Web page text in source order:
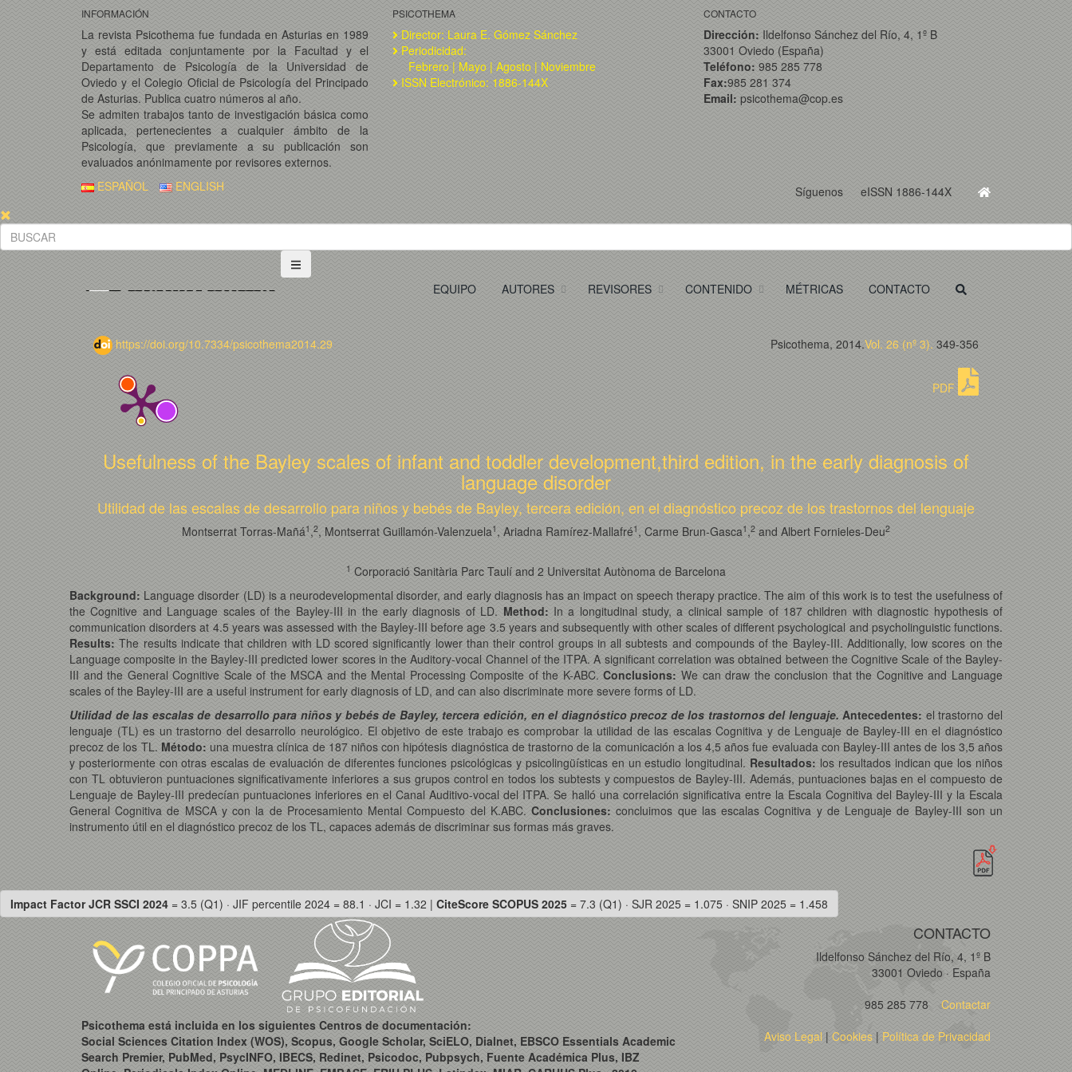
INFORMACIÓN
La revista Psicothema fue fundada en Asturias en 1989
y está editada conjuntamente por la Facultad y el
Departamento de Psicología de la Universidad de
Oviedo y el Colegio Oficial de Psicología del Principado
de Asturias. Publica cuatro números al año.
Se admiten trabajos tanto de investigación básica como
aplicada, pertenecientes a cualquier ámbito de la
Psicología, que previamente a su publicación son
evaluados anónimamente por revisores externos.
PSICOTHEMA
Director: Laura E. Gómez Sánchez
Periodicidad:
Febrero | Mayo | Agosto | Noviembre
ISSN Electrónico: 1886-144X
CONTACTO
Dirección: Ildelfonso Sánchez del Río, 4, 1º B
33001 Oviedo (España)
Teléfono: 985 285 778
Fax:985 281 374
Email: psicothema@cop.es
Síguenos eISSN 1886-144X
ESPAÑOL ENGLISH
EQUIPO AUTORES REVISORES CONTENIDO MÉTRICAS CONTACTO
https://doi.org/10.7334/psicothema2014.29 Psicothema, 2014.Vol. 26 (nº 3). 349-356
PDF
Usefulness of the Bayley scales of infant and toddler development,third edition, in the early diagnosis of
language disorder
Utilidad de las escalas de desarrollo para niños y bebés de Bayley, tercera edición, en el diagnóstico precoz de los trastornos del lenguaje
Montserrat Torras-Mañá1 ,2, Montserrat Guillamón-Valenzuela1 , Ariadna Ramírez-Mallafré1 , Carme Brun-Gasca1 ,2 and Albert Fornieles-Deu2
1 Corporació Sanitària Parc Taulí and 2 Universitat Autònoma de Barcelona
Background: Language disorder (LD) is a neurodevelopmental disorder, and early diagnosis has an impact on speech therapy practice. The aim of this work is to test the usefulness of
the Cognitive and Language scales of the Bayley-III in the early diagnosis of LD. Method: In a longitudinal study, a clinical sample of 187 children with diagnostic hypothesis of
communication disorders at 4.5 years was assessed with the Bayley-III before age 3.5 years and subsequently with other scales of different psychological and psycholinguistic functions.
Results: The results indicate that children with LD scored significantly lower than their control groups in all subtests and compounds of the Bayley-III. Additionally, low scores on the
Language composite in the Bayley-III predicted lower scores in the Auditory-vocal Channel of the ITPA. A significant correlation was obtained between the Cognitive Scale of the Bayley-
III and the General Cognitive Scale of the MSCA and the Mental Processing Composite of the K-ABC.Conclusions: We can draw the conclusion that the Cognitive and Language
scales of the Bayley-III are a useful instrument for early diagnosis of LD, and can also discriminate more severe forms of LD.
Utilidad de las escalas de desarrollo para niños y bebés de Bayley, tercera edición, en el diagnóstico precoz de los trastornos del lenguaje. Antecedentes: el trastorno del
lenguaje (TL) es un trastorno del desarrollo neurológico. El objetivo de este trabajo es comprobar la utilidad de las escalas Cognitiva y de Lenguaje de Bayley-III en el diagnóstico
precoz de los TL. Método: una muestra clínica de 187 niños con hipótesis diagnóstica de trastorno de la comunicación a los 4,5 años fue evaluada con Bayley-III antes de los 3,5 años
y posteriormente con otras escalas de evaluación de diferentes funciones psicológicas y psicolingüísticas en un estudio longitudinal. Resultados: los resultados indican que los niños
con TL obtuvieron puntuaciones significativamente inferiores a sus grupos control en todos los subtests y compuestos de Bayley-III. Además, puntuaciones bajas en el compuesto de
Lenguaje de Bayley-III predecían puntuaciones inferiores en el Canal Auditivo-vocal del ITPA. Se halló una correlación significativa entre la Escala Cognitiva del Bayley-III y la Escala
General Cognitiva de MSCA y con la de Procesamiento Mental Compuesto del K.ABC.Conclusiones: concluimos que las escalas Cognitiva y de Lenguaje de Bayley-III son un
instrumento útil en el diagnóstico precoz de los TL, capaces además de discriminar sus formas más graves.
Impact Factor JCR SSCI 2024 = 3.5 (Q1) · JIF percentile 2024 = 88.1 · JCI = 1.32 | CiteScore SCOPUS 2025 = 7.3 (Q1) · SJR 2025 = 1.075 · SNIP 2025 = 1.458
Psicothema está incluida en los siguientes Centros de documentación:
Social Sciences Citation Index (WOS), Scopus, Google Scholar, SciELO, Dialnet, EBSCO Essentials Academic
Search Premier, PubMed, PsycINFO, IBECS, Redinet, Psicodoc, Pubpsych, Fuente Académica Plus, IBZ
CONTACTO
Ildelfonso Sánchez del Río, 4, 1º B
33001 Oviedo · España
985 285 778 Contactar
Aviso Legal | Cookies | Política de Privacidad